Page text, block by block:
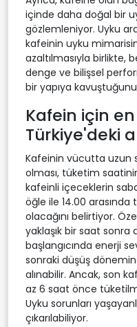
içinde daha doğal bir
gözlemleniyor. Uyku
kafeinin uyku
azaltılmasıyla birlikte,
denge ve bilişsel
bir yapıya
Kafein için
Türkiye'deki
Kafeinin vücutta uzun
olması, tüketim
kafeinli içeceklerin
öğle ile 14.00 arasında
olacağını belirtiyor.
yaklaşık bir saat sonra
başlangıcında enerji
sonraki düşüş
alınabilir. Ancak, son
az 6 saat önce
Uyku sorunları
çıkarılabiliyor.